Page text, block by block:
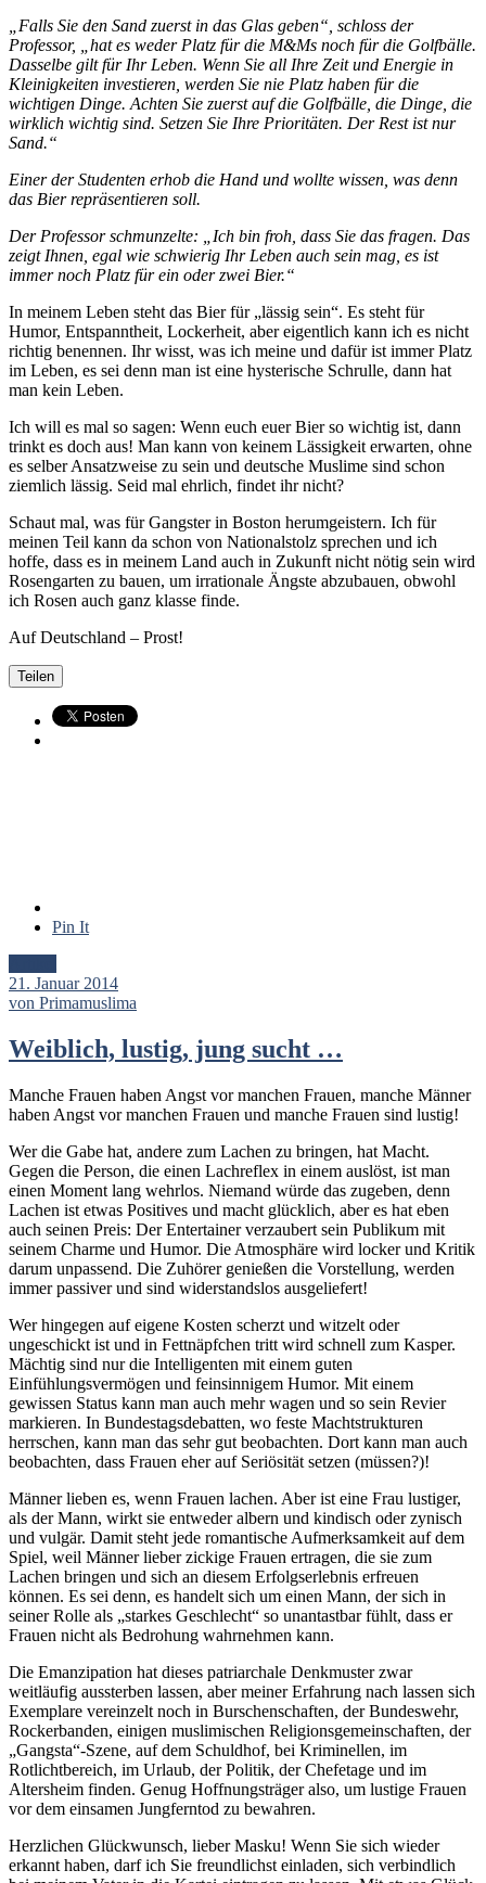
„Falls Sie den Sand zuerst in das Glas geben“, schloss der
Professor, „hat es weder Platz für die M&Ms noch für die Golfbälle.
Dasselbe gilt für Ihr Leben. Wenn Sie all Ihre Zeit und Energie in
Kleinigkeiten investieren, werden Sie nie Platz haben für die
wichtigen Dinge. Achten Sie zuerst auf die Golfbälle, die Dinge, die
wirklich wichtig sind. Setzen Sie Ihre Prioritäten. Der Rest ist nur
Sand.“
Einer der Studenten erhob die Hand und wollte wissen, was denn
das Bier repräsentieren soll.
Der Professor schmunzelte: „Ich bin froh, dass Sie das fragen. Das
zeigt Ihnen, egal wie schwierig Ihr Leben auch sein mag, es ist
immer noch Platz für ein oder zwei Bier.“
In meinem Leben steht das Bier für „lässig sein“. Es steht für
Humor, Entspanntheit, Lockerheit, aber eigentlich kann ich es nicht
richtig benennen. Ihr wisst, was ich meine und dafür ist immer Platz
im Leben, es sei denn man ist eine hysterische Schrulle, dann hat
man kein Leben.
Ich will es mal so sagen: Wenn euch euer Bier so wichtig ist, dann
trinkt es doch aus! Man kann von keinem Lässigkeit erwarten, ohne
es selber Ansatzweise zu sein und deutsche Muslime sind schon
ziemlich lässig. Seid mal ehrlich, findet ihr nicht?
Schaut mal, was für Gangster in Boston herumgeistern. Ich für
meinen Teil kann da schon von Nationalstolz sprechen und ich
hoffe, dass es in meinem Land auch in Zukunft nicht nötig sein wird
Rosengarten zu bauen, um irrationale Ängste abzubauen, obwohl
ich Rosen auch ganz klasse finde.
Auf Deutschland – Prost!
Teilen
Pin It
21. Januar 2014
von Primamuslima
Weiblich, lustig, jung sucht …
Manche Frauen haben Angst vor manchen Frauen, manche Männer
haben Angst vor manchen Frauen und manche Frauen sind lustig!
Wer die Gabe hat, andere zum Lachen zu bringen, hat Macht.
Gegen die Person, die einen Lachreflex in einem auslöst, ist man
einen Moment lang wehrlos. Niemand würde das zugeben, denn
Lachen ist etwas Positives und macht glücklich, aber es hat eben
auch seinen Preis: Der Entertainer verzaubert sein Publikum mit
seinem Charme und Humor. Die Atmosphäre wird locker und Kritik
darum unpassend. Die Zuhörer genießen die Vorstellung, werden
immer passiver und sind widerstandslos ausgeliefert!
Wer hingegen auf eigene Kosten scherzt und witzelt oder
ungeschickt ist und in Fettnäpfchen tritt wird schnell zum Kasper.
Mächtig sind nur die Intelligenten mit einem guten
Einfühlungsvermögen und feinsinnigem Humor. Mit einem
gewissen Status kann man auch mehr wagen und so sein Revier
markieren. In Bundestagsdebatten, wo feste Machtstrukturen
herrschen, kann man das sehr gut beobachten. Dort kann man auch
beobachten, dass Frauen eher auf Seriösität setzen (müssen?)!
Männer lieben es, wenn Frauen lachen. Aber ist eine Frau lustiger,
als der Mann, wirkt sie entweder albern und kindisch oder zynisch
und vulgär. Damit steht jede romantische Aufmerksamkeit auf dem
Spiel, weil Männer lieber zickige Frauen ertragen, die sie zum
Lachen bringen und sich an diesem Erfolgserlebnis erfreuen
können. Es sei denn, es handelt sich um einen Mann, der sich in
seiner Rolle als „starkes Geschlecht“ so unantastbar fühlt, dass er
Frauen nicht als Bedrohung wahrnehmen kann.
Die Emanzipation hat dieses patriarchale Denkmuster zwar
weitläufig aussterben lassen, aber meiner Erfahrung nach lassen sich
Exemplare vereinzelt noch in Burschenschaften, der Bundeswehr,
Rockerbanden, einigen muslimischen Religionsgemeinschaften, der
„Gangsta“-Szene, auf dem Schuldhof, bei Kriminellen, im
Rotlichtbereich, im Urlaub, der Politik, der Chefetage und im
Altersheim finden. Genug Hoffnungsträger also, um lustige Frauen
vor dem einsamen Jungferntod zu bewahren.
Herzlichen Glückwunsch, lieber Masku! Wenn Sie sich wieder
erkannt haben, darf ich Sie freundlichst einladen, sich verbindlich